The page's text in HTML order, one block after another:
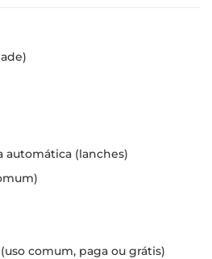
automática (lanches)
comum, paga ou grátis)